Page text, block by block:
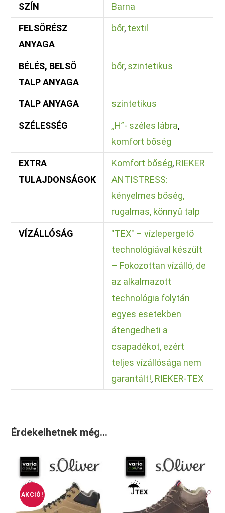
SZÍN Barna
FELSŐRÉSZ
ANYAGA
bőr, textil
BÉLÉS, BELSŐ
TALP ANYAGA
bőr, szintetikus
TALP ANYAGA szintetikus
SZÉLESSÉG „H”- széles lábra,
komfort bőség
EXTRA
TULAJDONSÁGOK
Komfort bőség, RIEKER
ANTISTRESS:
kényelmes bőség,
rugalmas, könnyű talp
VÍZÁLLÓSÁG
"TEX" – vízlepergető
technológiával készült
– Fokozottan vízálló, de
az alkalmazott
technológia folytán
egyes esetekben
átengedheti a
csapadékot, ezért
teljes vízállósága nem
garantált!, RIEKER-TEX
Érdekelhetnek még…
AKCIÓ!